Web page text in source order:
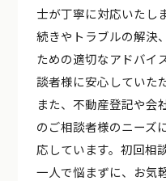
士が丁寧に対応いたし
続きやトラブルの解決
ための適切なアドバイ
談者様に安心していた
また、不動産登記や会
のご相談者様のニーズ
応しています。初回相
一人で悩まずに、お気